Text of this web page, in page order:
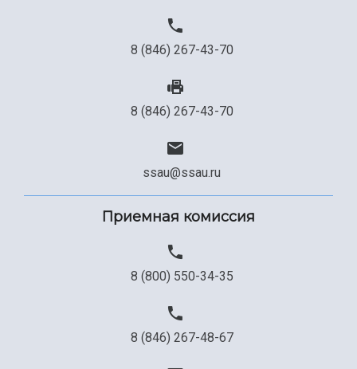
8 (846) 267-43-70
8 (846) 267-43-70
ssau@ssau.ru
Приемная комиссия
8 (800) 550-34-35
8 (846) 267-48-67